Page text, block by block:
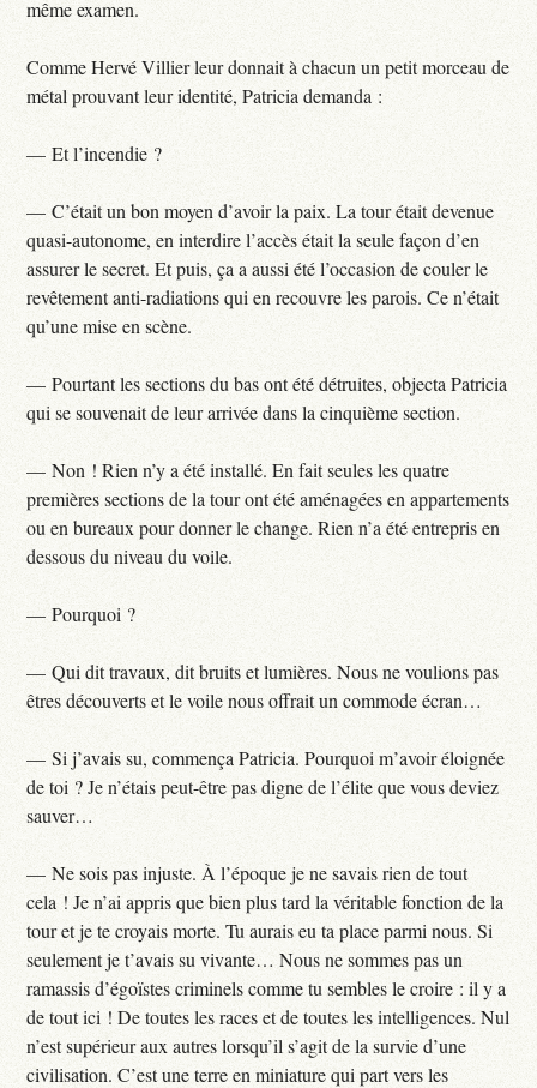
même examen.
Comme Hervé Villier leur donnait à chacun un petit morceau de
métal prouvant leur identité, Patricia demanda :
— Et l’incendie ?
— C’était un bon moyen d’avoir la paix. La tour était devenue
quasi-autonome, en interdire l’accès était la seule façon d’en
assurer le secret. Et puis, ça a aussi été l’occasion de couler le
revêtement anti-radiations qui en recouvre les parois. Ce n’était
qu’une mise en scène.
— Pourtant les sections du bas ont été détruites, objecta Patricia
qui se souvenait de leur arrivée dans la cinquième section.
— Non ! Rien n’y a été installé. En fait seules les quatre
premières sections de la tour ont été aménagées en appartements
ou en bureaux pour donner le change. Rien n’a été entrepris en
dessous du niveau du voile.
— Pourquoi ?
— Qui dit travaux, dit bruits et lumières. Nous ne voulions pas
êtres découverts et le voile nous offrait un commode écran…
— Si j’avais su, commença Patricia. Pourquoi m’avoir éloignée
de toi ? Je n’étais peut-être pas digne de l’élite que vous deviez
sauver…
— Ne sois pas injuste. À l’époque je ne savais rien de tout
cela ! Je n’ai appris que bien plus tard la véritable fonction de la
tour et je te croyais morte. Tu aurais eu ta place parmi nous. Si
seulement je t’avais su vivante… Nous ne sommes pas un
ramassis d’égoïstes criminels comme tu sembles le croire : il y a
de tout ici ! De toutes les races et de toutes les intelligences. Nul
n’est supérieur aux autres lorsqu’il s’agit de la survie d’une
civilisation. C’est une terre en miniature qui part vers les